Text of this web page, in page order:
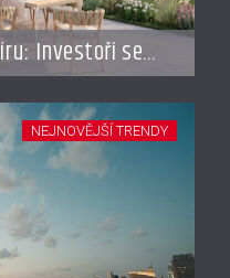
Investoři se
o top
stovky milionů
NEJNOVĚJŠÍ TRENDY